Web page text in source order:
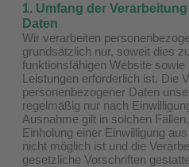
1. Umfang der
Daten
Wir verarbeiten
grundsätzlich nur, soweit dies
funktionsfähigen Website sowie
Leistungen erforderlich ist. Die
personenbezogener Daten
regelmäßig nur nach
Ausnahme gilt in solchen
Einholung einer Einwilligung
nicht möglich ist und die
gesetzliche Vorschriften